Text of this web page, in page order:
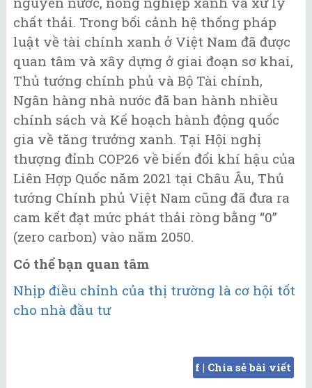
chất thải. Trong bối cảnh hệ thống pháp
luật về tài chính xanh ở Việt Nam đã được
quan tâm và xây dựng ở giai đoạn sơ khai,
Thủ tướng chính phủ và Bộ Tài chính,
Ngân hàng nhà nước đã ban hành nhiều
chính sách và Kế hoạch hành động quốc
gia về tăng trưởng xanh. Tại Hội nghị
thượng đỉnh COP26 về biến đổi khí hậu của
Liên Hợp Quốc năm 2021 tại Châu Âu, Thủ
tướng Chính phủ Việt Nam cũng đã đưa ra
cam kết đạt mức phát thải ròng bằng “0”
(zero carbon) vào năm 2050.
Có thể bạn quan tâm
Nhịp điều chỉnh của thị trường là cơ hội tốt
cho nhà đầu tư
f | Chia sẻ bài viết